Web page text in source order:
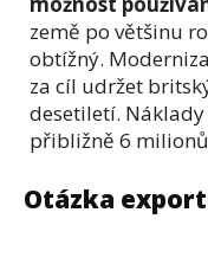
země po většinu
obtížný.
za cíl udržet
desetiletí. Náklady
přibližně 6
Otázka